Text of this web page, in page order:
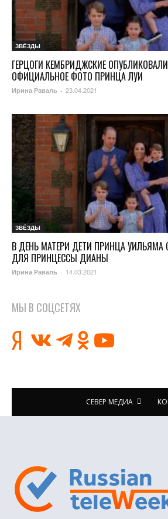
ЗВЁЗДЫ
ГЕРЦОГИ КЕМБРИДЖСКИЕ
ОФИЦИАЛЬНОЕ ФОТО ПРИНЦА ЛУИ
Ирина Раваль - 23.04.2021
ЗВЁЗДЫ
В ДЕНЬ МАТЕРИ ДЕТИ ПРИНЦА
ДЛЯ ПРИНЦЕССЫ ДИАНЫ
Ирина Раваль - 14.03.2021
МЫ В СОЦСЕТЯХ
СЕВЕР МЕДИА